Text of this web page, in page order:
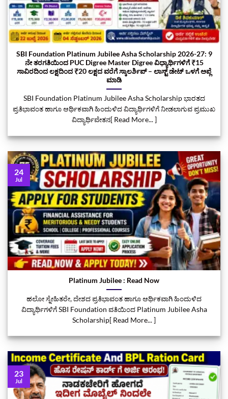
SBI Foundation Platinum Jubilee Asha Scholarship 2026-27: 9
ನೇ ತರಗತಿಯಿಂದ PUC Digree Master Digree ವಿಧ್ಯಾರ್ಥಿಗಳಿಗೆ ₹15
ಸಾವಿರದಿಂದ ಲಕ್ಷದಿಂದ ₹20 ಲಕ್ಷದ ವರೆಗೆ ಸ್ಕಾಲರ್ಶಿಪ್ – ಲಾಸ್ಟ್‌ ಡೇಟ್‌ ಒಳಗೆ ಅಪ್ಲೆ
ಮಾಡಿ
SBI Foundation Platinum Jubilee Asha Scholarship ಭಾರತದ
ಪ್ರತಿಭಾವಂತ ಹಾಗೂ ಆರ್ಥಿಕವಾಗಿ ಹಿಂದುಳಿದ ವಿದ್ಯಾರ್ಥಿಗಳಿಗೆ ನೀಡಲಾಗುವ ಪ್ರಮುಖ
ವಿದ್ಯಾರ್ಥಿವೇತನ[ Read More... ]
Platinum Jubilee : Read Now
ಹಲೋ ಸ್ನೇಹಿತರೇ, ದೇಶದ ಪ್ರತಿಭಾವಂತ ಹಾಗೂ ಆರ್ಥಿಕವಾಗಿ ಹಿಂದುಳಿದ
ವಿದ್ಯಾರ್ಥಿಗಳಿಗೆ SBI Foundation ವತಿಯಿಂದ Platinum Jubilee Asha
Scholarship[ Read More... ]
24
Jul
23
Jul